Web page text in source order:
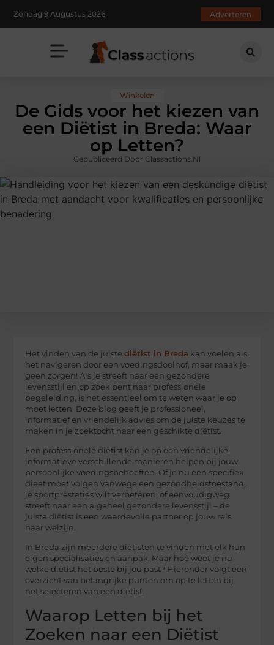
Zondag 9 Augustus 2026 Adverteren
Winkelen
De Gids voor het kiezen van
een Diëtist in Breda: Waar
op Letten?
Gepubliceerd Door Classactions.nl
Het vinden van de juistediëtist in Breda kan voelen als
het navigeren door een voedingsdoolhof, maar maak je
geen zorgen! Als je streeft naar een gezondere
levensstijl en op zoek bent naar professionele
begeleiding, is het essentieel om te weten waar je op
moet letten. Deze blog geeft je professioneel,
informatief en vriendelijk advies om de juiste keuzes te
maken in je zoektocht naar een geschikte diëtist.
Een professionele diëtist kan je op een vriendelijke,
informatieve verschillende manieren helpen bij jouw
persoonlijke voedingsbehoeften. Of je nu een specifiek
dieet moet volgen vanwege een gezondheidstoestand,
je sportprestaties wilt verbeteren, of eenvoudigweg
streeft naar een algeheel gezondere levensstijl – de
juiste diëtist is een waardevolle partner op jouw reis
naar welzijn.
In Breda zijn meerdere diëtisten te vinden met elk hun
eigen specialisaties en aanpak. Maar hoe weet je nu
welke diëtist het beste bij jou past? Hieronder volgt een
overzicht van belangrijke punten om op te letten bij
het selecteren van een diëtist.
Waarop Letten bij het
Zoeken naar een Diëtist